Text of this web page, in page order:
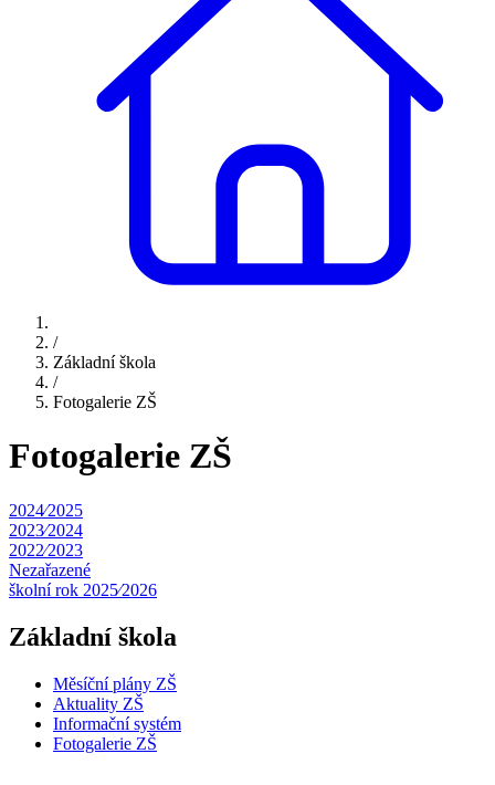
/
Základní škola
/
Fotogalerie ZŠ
Fotogalerie ZŠ
2024⁄2025
2023⁄2024
2022⁄2023
Nezařazené
školní rok 2025⁄2026
Základní škola
Měsíční plány ZŠ
Aktuality ZŠ
Informační systém
Fotogalerie ZŠ